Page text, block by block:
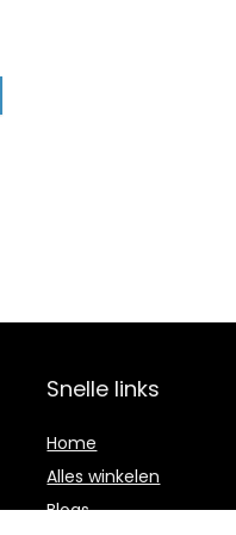
Snelle links
Home
Alles winkelen
Blogs